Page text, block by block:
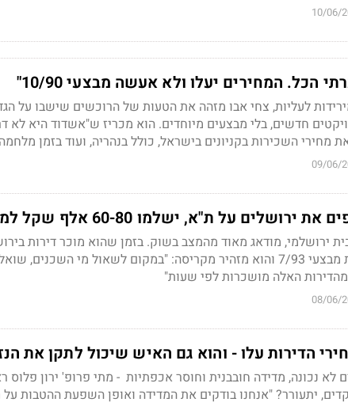
10/06/
הכל. המחירים יעלו ולא אעשה מבצעי 10/90"
לעליות, צחי אבו מזהה את הטעות של הרוכשים שישבו על
חדשים, בלי מבצעים מיוחדים. הוא מכריז ש"אשדוד היא לא
מחירי השכירות בקניונים בישראל, כולל בנהריה, ועוד בזמן מלחמה
09/06/
על ת"א, ישלמו 60-80 אלף שקל למ"ר"
ירושלמי, מודאג מאוד מהמצב בשוק. בזמן שהוא מוכר דירות
יזמים מפתים קונים בעזרת מבצעי 7/93 והוא מזהיר מקריסה: "במקום לשאול מי
האלה מושכרות לפי שעות"
08/06/
הדירות עלו - והוא גם האיש שיכול לתקן את
לא נכונה, מדידה חובבנית וחוסר אכפתיות - מתי פרופ' ירון פלוס
יתעורר? "אנחנו בודקים את המדידה ואופן השפעת ההטבות על